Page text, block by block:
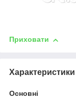
Приховати
Характеристики
Основні